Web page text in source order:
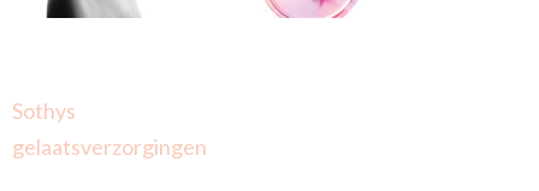
Berichtnavigatie
Sothys
gelaatsverzorgingen